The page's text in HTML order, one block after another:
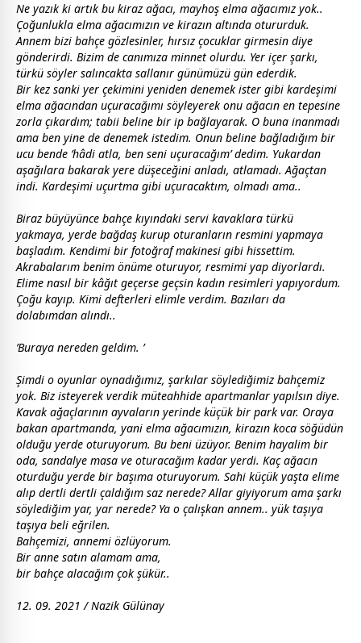
Ne yazık ki artık bu kiraz ağacı, mayhoş elma ağacımız yok..
Çoğunlukla elma ağacımızın ve kirazın altında otururduk.
Annem bizi bahçe gözlesinler, hırsız çocuklar girmesin diye
gönderirdi. Bizim de canımıza minnet olurdu. Yer içer şarkı,
türkü söyler salıncakta sallanır günümüzü gün ederdik.
Bir kez sanki yer çekimini yeniden denemek ister gibi kardeşimi
elma ağacından uçuracağımı söyleyerek onu ağacın en tepesine
zorla çıkardım; tabii beline bir ip bağlayarak. O buna inanmadı
ama ben yine de denemek istedim. Onun beline bağladığım bir
ucu bende ’hâdi atla, ben seni uçuracağım’ dedim. Yukardan
aşağılara bakarak yere düşeceğini anladı, atlamadı. Ağaçtan
indi. Kardeşimi uçurtma gibi uçuracaktım, olmadı ama..
Biraz büyüyünce bahçe kıyındaki servi kavaklara türkü
yakmaya, yerde bağdaş kurup oturanların resmini yapmaya
başladım. Kendimi bir fotoğraf makinesi gibi hissettim.
Akrabalarım benim önüme oturuyor, resmimi yap diyorlardı.
Elime nasıl bir kâğıt geçerse geçsin kadın resimleri yapıyordum.
Çoğu kayıp. Kimi defterleri elimle verdim. Bazıları da
dolabımdan alındı..
’Buraya nereden geldim. ’
Şimdi o oyunlar oynadığımız, şarkılar söylediğimiz bahçemiz
yok. Biz isteyerek verdik müteahhide apartmanlar yapılsın diye.
Kavak ağaçlarının ayvaların yerinde küçük bir park var. Oraya
bakan apartmanda, yani elma ağacımızın, kirazın koca söğüdün
olduğu yerde oturuyorum. Bu beni üzüyor. Benim hayalim bir
oda, sandalye masa ve oturacağım kadar yerdi. Kaç ağacın
oturduğu yerde bir başıma oturuyorum. Sahi küçük yaşta elime
alıp dertli dertli çaldığım saz nerede? Allar giyiyorum ama şarkı
söylediğim yar, yar nerede? Ya o çalışkan annem.. yük taşıya
taşıya beli eğrilen.
Bahçemizi, annemi özlüyorum.
Bir anne satın alamam ama,
bir bahçe alacağım çok şükür..
12. 09. 2021 / Nazik Gülünay